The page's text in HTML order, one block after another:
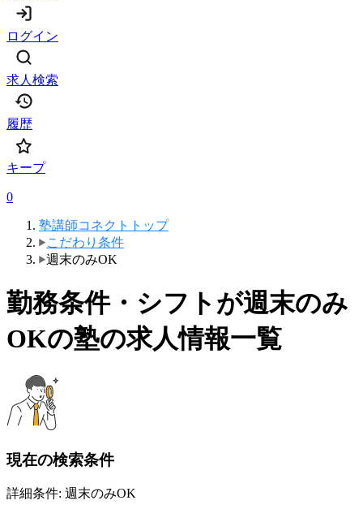
ログイン
求人検索
履歴
キープ
0
塾講師コネクトトップ
こだわり条件
週末のみOK
勤務条件・シフトが週末のみ
OKの塾の求人情報一覧
現在の検索条件
詳細条件: 週末のみOK